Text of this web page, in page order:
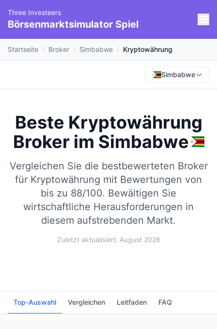
Three Investeers
Börsenmarktsimulator Spiel
Startseite / Broker / Simbabwe / Kryptowährung
Simbabwe
Beste Kryptowährung
Broker im Simbabwe
Vergleichen Sie die bestbewerteten Broker
für Kryptowährung mit Bewertungen von
bis zu 88/100. Bewältigen Sie
wirtschaftliche Herausforderungen in
diesem aufstrebenden Markt.
Zuletzt aktualisiert: August 2026
Top-Auswahl Vergleichen Leitfaden FAQ